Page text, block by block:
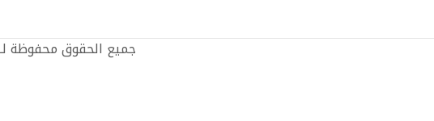
جميع الحقوق محفوظة لـ